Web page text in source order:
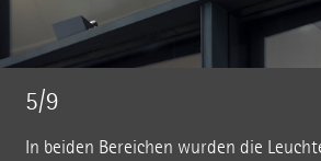
5/9
In beiden Bereichen wurden die